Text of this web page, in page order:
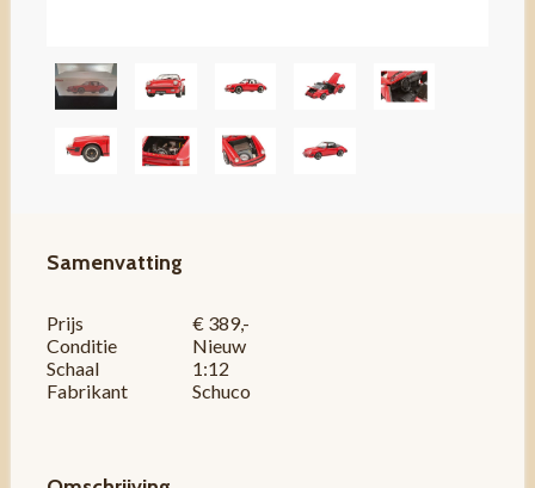
Samenvatting
Prijs
€ 389,-
Conditie
Nieuw
Schaal
1:12
Fabrikant
Schuco